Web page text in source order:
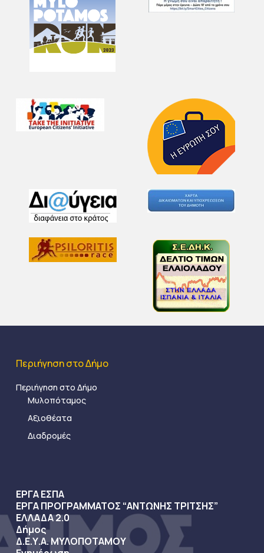
Περιήγηση στο Δήμο
Περιήγηση στο Δήμο
Μυλοπόταμος
Αξιοθέατα
Διαδρομές
ΕΡΓΑ ΕΣΠΑ
ΕΡΓΑ ΠΡΟΓΡΑΜΜΑΤΟΣ “ΑΝΤΩΝΗΣ ΤΡΙΤΣΗΣ”
ΕΛΛΑΔΑ 2.0
Δήμος
Δ.Ε.Υ.Α. ΜΥΛΟΠΟΤΑΜΟΥ